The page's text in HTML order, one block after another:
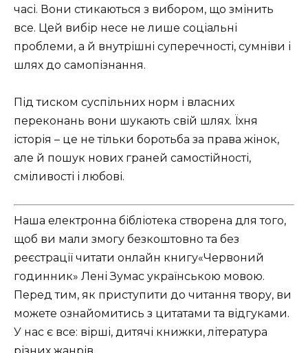
часі. Вони стикаються з вибором, що змінить
все. Цей вибір несе не лише соціальні
проблеми, а й внутрішні суперечності, сумніви і
шлях до самопізнання.
Під тиском суспільних норм і власних
переконань вони шукають свій шлях. Їхня
історія – це не тільки боротьба за права жінок,
але й пошук нових граней самостійності,
сміливості і любові.
Наша електронна бібліотека створена для того,
щоб ви мали змогу безкоштовно та без
реєстрації читати онлайн книгу«Червоний
годинник» Лені Зумас українською мовою.
Перед тим, як приступити до читання твору, ви
можете ознайомитись з цитатами та відгуками.
У нас є все: вірші, дитячі книжки, література